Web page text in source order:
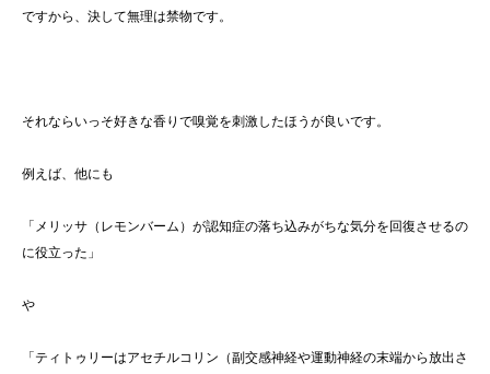
ですから、決して無理は禁物です。
それならいっそ好きな香りで嗅覚を刺激したほうが良いです。
例えば、他にも
「メリッサ（レモンバーム）が認知症の落ち込みがちな気分を回復させるの
に役立った」
や
「ティトゥリーはアセチルコリン（副交感神経や運動神経の末端から放出さ